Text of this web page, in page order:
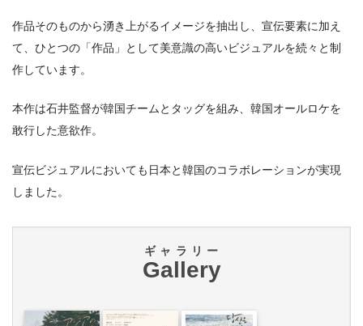
作品そのものから湧き上がるイメージを抽出し、宣伝要素に加え
て、ひとつの「作品」として美意識の高いビジュアルを続々と制
作しています。
本作は石井監督が韓国チームとタッグを組み、韓国オールロケを
敢行した意欲作。
宣伝ビジュアルにおいても日本と韓国のコラボレーションが実現
しました。
Gallery
ギャラリー